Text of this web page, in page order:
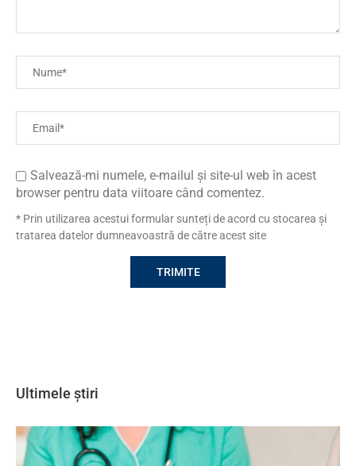
Salvează-mi numele, e-mailul și site-ul web în acest
browser pentru data viitoare când comentez.
* Prin utilizarea acestui formular sunteți de acord cu stocarea și
tratarea datelor dumneavoastră de către acest site
Ultimele știri